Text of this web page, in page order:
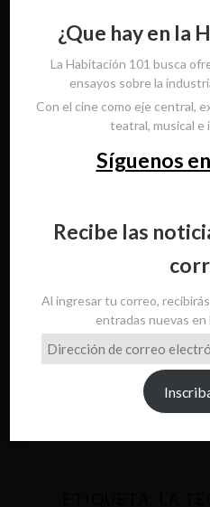
¿Que hay en la
La Habitación 101 busca
ensayos sobre la
Con el cine como eje central,
teatral, musical e
Síguenos
Recibe las
Al ingresar tu correo,
entradas nuevas en
Dirección
de